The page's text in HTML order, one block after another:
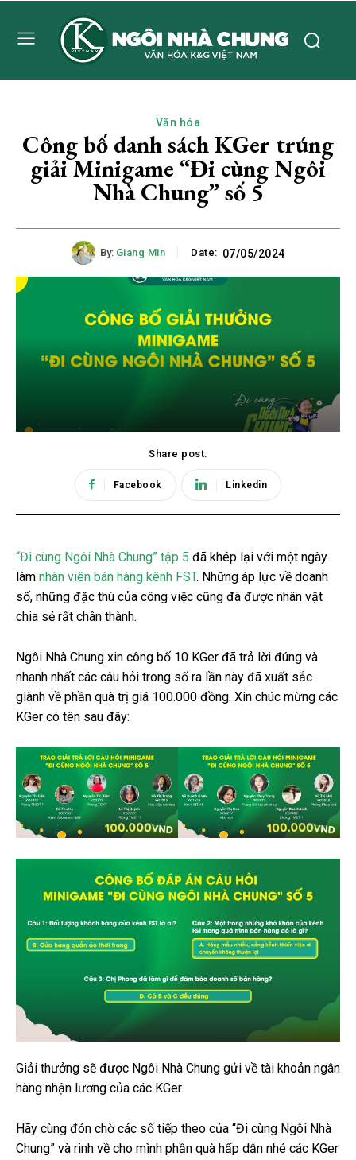
Văn hóa
Công bố danh sách KGer trúng
giải Minigame “Đi cùng Ngôi
Nhà Chung” số 5
By: Giang Min Date: 07/05/2024
Share post:
Facebook Linkedin
“Đi cùng Ngôi Nhà Chung” tập 5 đã khép lại với một ngày
làm nhân viên bán hàng kênh FST. Những áp lực về doanh
số, những đặc thù của công việc cũng đã được nhân vật
chia sẻ rất chân thành.
Ngôi Nhà Chung xin công bố 10 KGer đã trả lời đúng và
nhanh nhất các câu hỏi trong số ra lần này đã xuất sắc
giành về phần quà trị giá 100.000 đồng. Xin chúc mừng các
KGer có tên sau đây:
Giải thưởng sẽ được Ngôi Nhà Chung gửi về tài khoản ngân
hàng nhận lương của các KGer.
Hãy cùng đón chờ các số tiếp theo của “Đi cùng Ngôi Nhà
Chung” và rinh về cho mình phần quà hấp dẫn nhé các KGer